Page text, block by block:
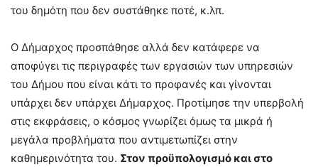
του δημότη που δεν συστάθηκε ποτέ, κ.λπ.
Ο Δήμαρχος προσπάθησε αλλά δεν κατάφερε να
αποφύγει τις περιγραφές των εργασιών των υπηρεσιών
του Δήμου που είναι κάτι το προφανές και γίνονται
υπάρχει δεν υπάρχει Δήμαρχος. Προτίμησε την υπερβολή
στις εκφράσεις, ο κόσμος γνωρίζει όμως τα μικρά ή
μεγάλα προβλήματα που αντιμετωπίζει στην
καθημερινότητα του. Στον προϋπολογισμό και στο